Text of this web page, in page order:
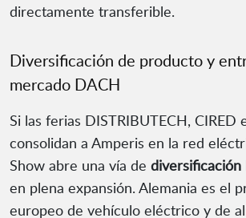
directamente transferible.
Diversificación de producto y
mercado DACH
Si las ferias DISTRIBUTECH, CIRED
consolidan a Amperis en la red
Show abre una vía de diversificación
en plena expansión. Alemania es el
europeo de vehículo eléctrico y de